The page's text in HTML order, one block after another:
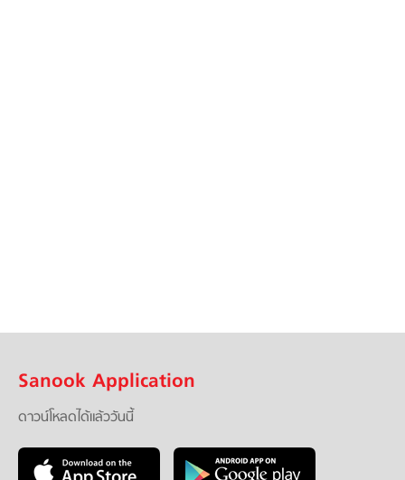
Sanook Application
ดาวน์โหลดได้แล้ววันนี้